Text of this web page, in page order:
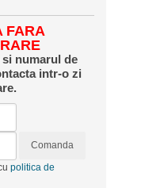
FARA
numarul de
intr-o zi
Comanda
politica de